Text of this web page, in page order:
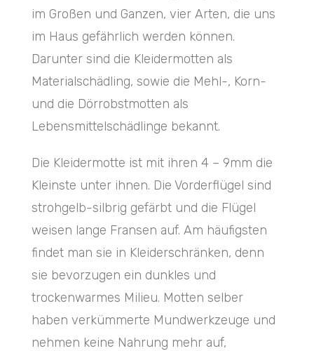
im Großen und Ganzen, vier Arten, die uns
im Haus gefährlich werden können.
Darunter sind die Kleidermotten als
Materialschädling, sowie die Mehl-, Korn-
und die Dörrobstmotten als
Lebensmittelschädlinge bekannt.
Die Kleidermotte ist mit ihren 4 – 9mm die
Kleinste unter ihnen. Die Vorderflügel sind
strohgelb-silbrig gefärbt und die Flügel
weisen lange Fransen auf. Am häufigsten
findet man sie in Kleiderschränken, denn
sie bevorzugen ein dunkles und
trockenwarmes Milieu. Motten selber
haben verkümmerte Mundwerkzeuge und
nehmen keine Nahrung mehr auf,